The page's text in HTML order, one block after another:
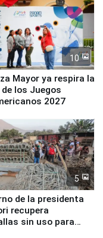
10
Mayor ya respira la
los Juegos
2027
5
de la presidenta
recupera
sin uso para